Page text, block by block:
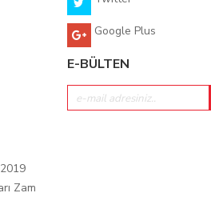
Zam
Google Plus
E-BÜLTEN